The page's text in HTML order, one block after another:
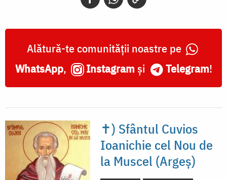
Alătură-te comunității noastre pe
WhatsApp, Instagram și Telegram!
✝) Sfântul Cuvios
Ioanichie cel Nou de
la Muscel (Argeș)